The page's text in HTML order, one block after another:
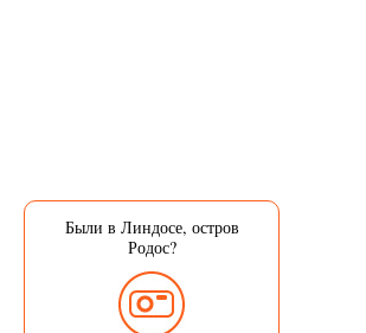
Были в Линдосе, остров
Родос?